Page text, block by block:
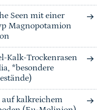
Seen mit einer
Magnopotamion
Kalk-Trockenrasen
*besondere
auf kalkreichem